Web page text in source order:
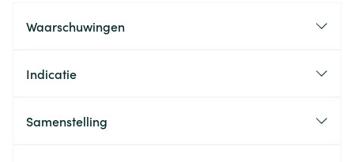
Waarschuwingen
Indicatie
Samenstelling